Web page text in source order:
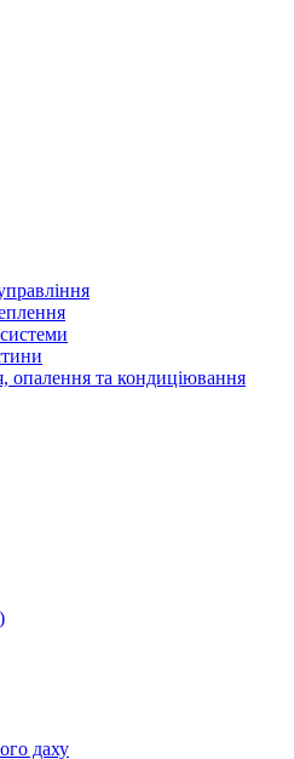
опалення та кондиціювання
даху